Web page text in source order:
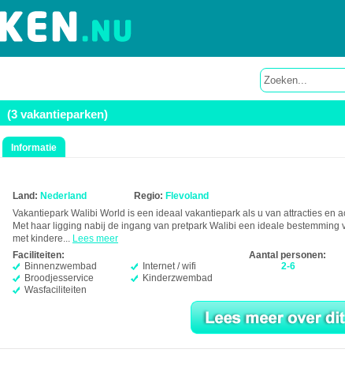
(3 vakantieparken)
Informatie
Land: Nederland Regio: Flevoland
Vakantiepark Walibi World is een ideaal vakantiepark als u van attracties en
Met haar ligging nabij de ingang van pretpark Walibi een ideale bestemming
met kindere... Lees meer
Faciliteiten:
Binnenzwembad
Internet / wifi
Broodjesservice
Kinderzwembad
Wasfaciliteiten
Aantal personen:
2-6